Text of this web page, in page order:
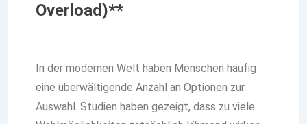
Overload)**
In der modernen Welt haben Menschen häufig
eine überwältigende Anzahl an Optionen zur
Auswahl. Studien haben gezeigt, dass zu viele